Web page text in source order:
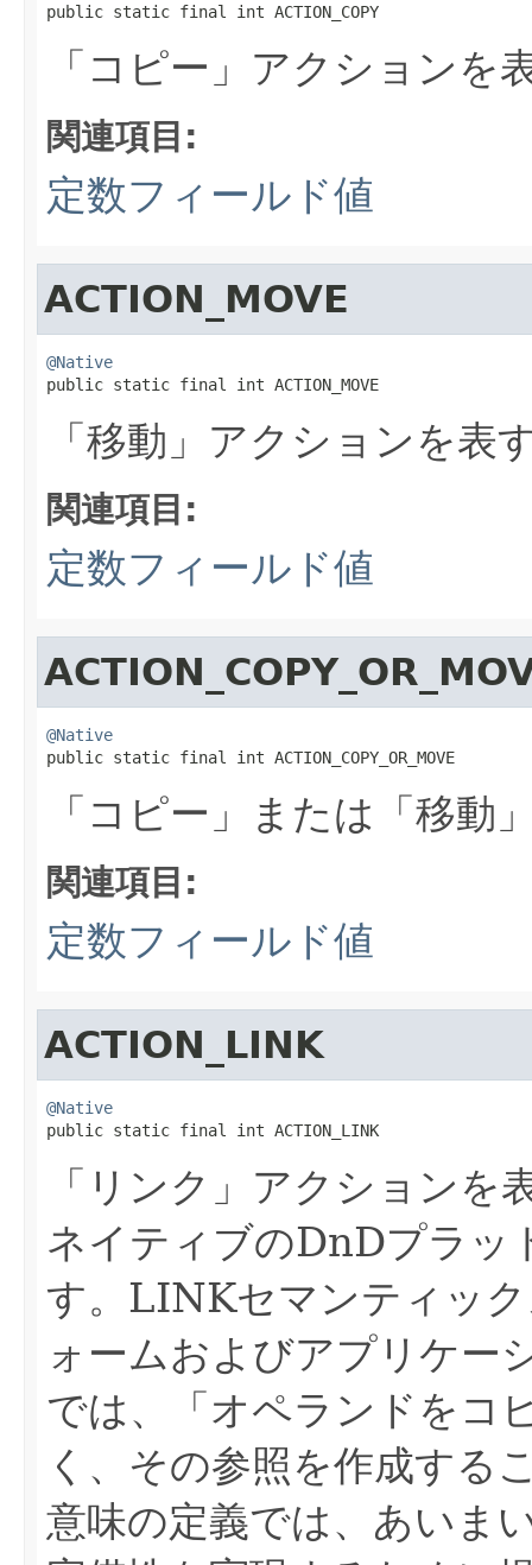
public static final int ACTION_COPY
「コピー」アクションを
関連項目:
定数フィールド値
ACTION_MOVE
@Native
public static final int ACTION_MOVE
「移動」アクションを表
関連項目:
定数フィールド値
@Native
public static final int ACTION_COPY_OR_MOVE
「コピー」または「移動
関連項目:
定数フィールド値
ACTION_LINK
@Native
public static final int ACTION_LINK
「リンク」アクションを
ネイティブのDnDプラッ
す。LINKセマンティッ
ォームおよびアプリケー
では、「オペランドをコ
く、その参照を作成する
意味の定義では、あいま